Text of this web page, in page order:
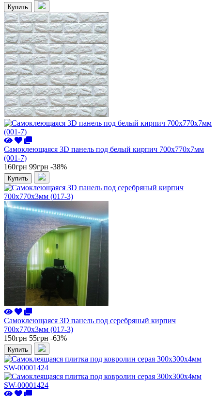
Купить
Самоклеющаяся 3D панель под белый кирпич 700x770x7мм
(001-7)
160грн 99грн -38%
Купить
Самоклеющаяся 3D панель под серебряный кирпич
700x770x3мм (017-3)
150грн 55грн -63%
Купить